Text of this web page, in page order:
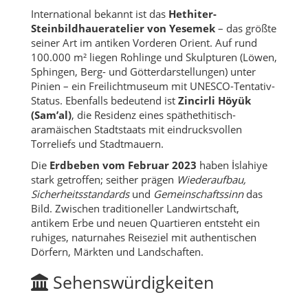
International bekannt ist das Hethiter-
Steinbildhaueratelier von Yesemek – das größte
seiner Art im antiken Vorderen Orient. Auf rund
100.000 m² liegen Rohlinge und Skulpturen (Löwen,
Sphingen, Berg- und Götterdarstellungen) unter
Pinien – ein Freilichtmuseum mit UNESCO-Tentativ-
Status. Ebenfalls bedeutend ist Zincirli Höyük
(Sam’al), die Residenz eines späthethitisch-
aramäischen Stadtstaats mit eindrucksvollen
Torreliefs und Stadtmauern.
Die Erdbeben vom Februar 2023 haben İslahiye
stark getroffen; seither prägen Wiederaufbau,
Sicherheitsstandardsund Gemeinschaftssinndas
Bild. Zwischen traditioneller Landwirtschaft,
antikem Erbe und neuen Quartieren entsteht ein
ruhiges, naturnahes Reiseziel mit authentischen
Dörfern, Märkten und Landschaften.
Sehenswürdigkeiten